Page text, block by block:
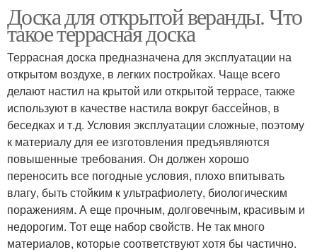
Доска для открытой веранды. Что
такое террасная доска
Террасная доска предназначена для эксплуатации на
открытом воздухе, в легких постройках. Чаще всего
делают настил на крытой или открытой террасе, также
используют в качестве настила вокруг бассейнов, в
беседках и т.д. Условия эксплуатации сложные, поэтому
к материалу для ее изготовления предъявляются
повышенные требования. Он должен хорошо
переносить все погодные условия, плохо впитывать
влагу, быть стойким к ультрафиолету, биологическим
поражениям. А еще прочным, долговечным, красивым и
недорогим. Тот еще набор свойств. Не так много
материалов, которые соответствуют хотя бы частично.